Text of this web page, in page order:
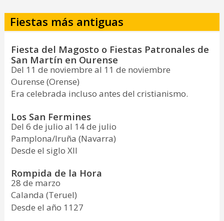
Fiestas más antiguas
Fiesta del Magosto o Fiestas Patronales de
San Martín en Ourense
Del 11 de noviembre al 11 de noviembre
Ourense (Orense)
Era celebrada incluso antes del cristianismo.
Los San Fermines
Del 6 de julio al 14 de julio
Pamplona/Iruña (Navarra)
Desde el siglo XII
Rompida de la Hora
28 de marzo
Calanda (Teruel)
Desde el año 1127